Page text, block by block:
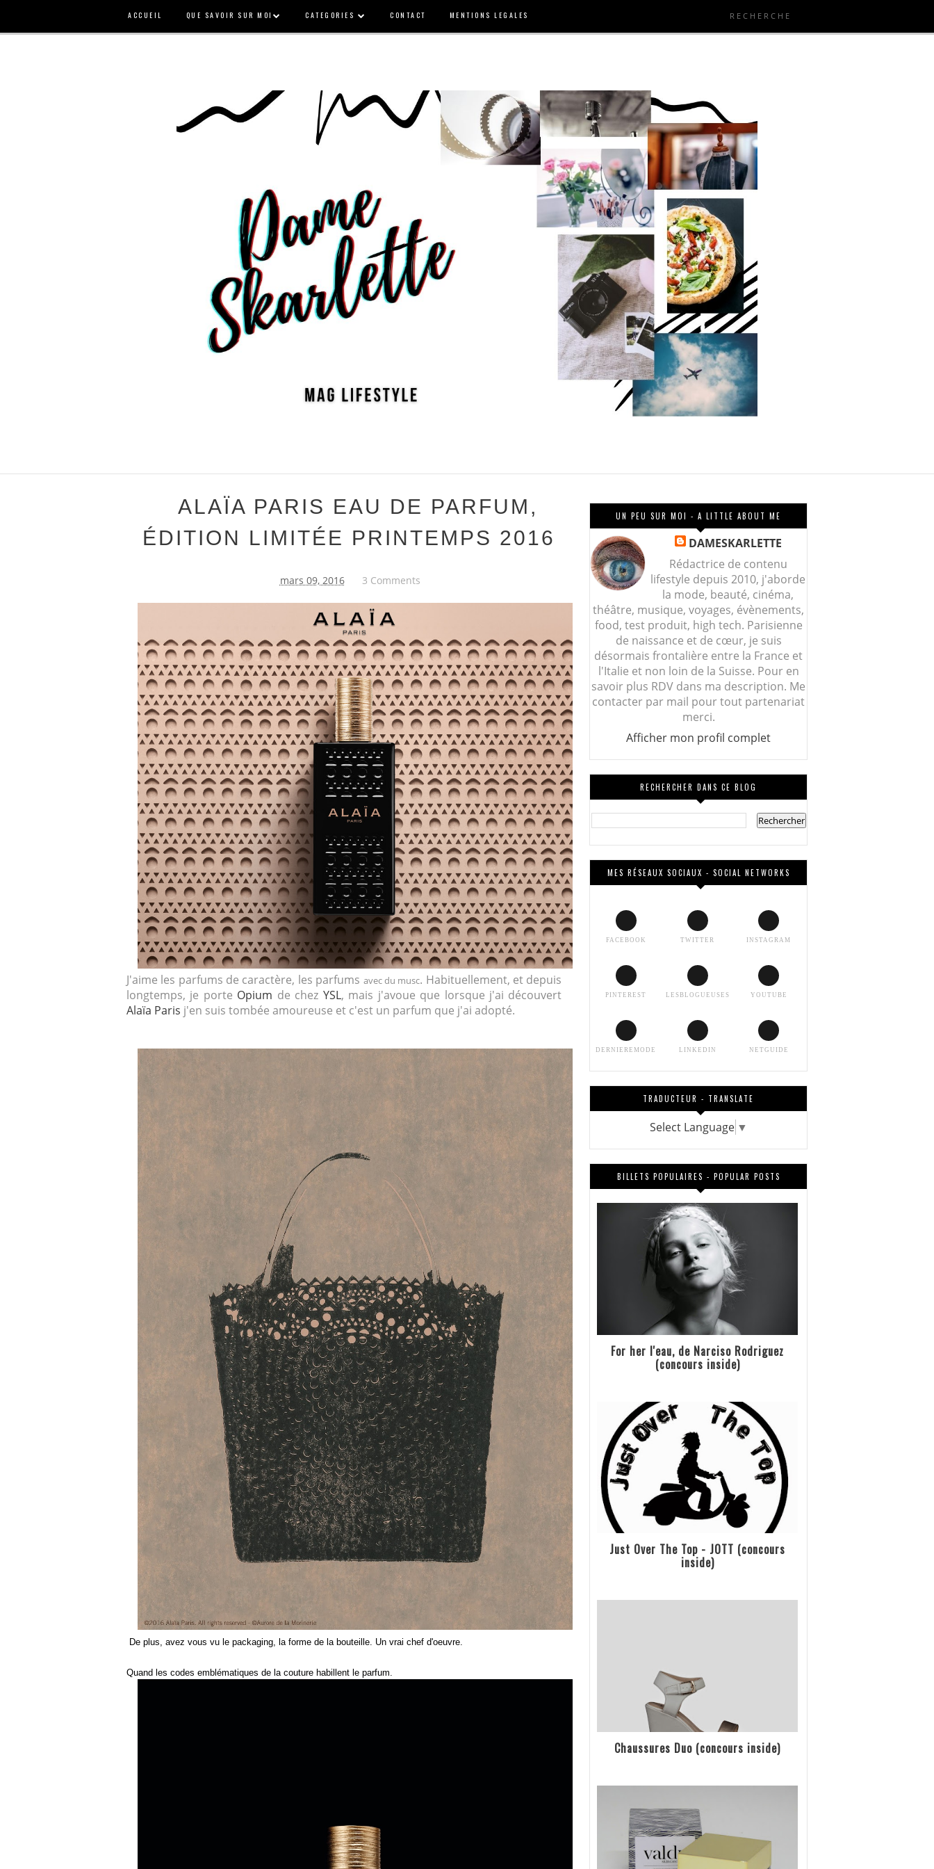
ACCUEIL QUE SAVOIR SUR MOI CATEGORIES CONTACT MENTIONS LEGALES
ALAÏA PARIS EAU DE PARFUM,
ÉDITION LIMITÉE PRINTEMPS 2016
mars 09, 2016 3 Comments
J'aime les parfums de caractère, les parfums avec du musc. Habituellement, et depuis
longtemps, je porte Opium de chez YSL, mais j'avoue que lorsque j'ai découvert
Alaïa Paris j'en suis tombée amoureuse et c'est un parfum que j'ai adopté.
De plus, avez vous vu le packaging, la forme de la bouteille. Un vrai chef d'oeuvre.
Quand les codes emblématiques de la couture habillent le parfum.
UN PEU SUR MOI - A LITTLE ABOUT ME
DAMESKARLETTE
Rédactrice de contenu
lifestyle depuis 2010, j'aborde
la mode, beauté, cinéma,
théâtre, musique, voyages, évènements,
food, test produit, high tech. Parisienne
de naissance et de cœur, je suis
désormais frontalière entre la France et
l'Italie et non loin de la Suisse. Pour en
savoir plus RDV dans ma description. Me
contacter par mail pour tout partenariat
merci.
Afficher mon profil complet
RECHERCHER DANS CE BLOG
MES RÉSEAUX SOCIAUX - SOCIAL NETWORKS
FACEBOOK TWITTER INSTAGRAM
PINTEREST LESBLOGUEUSES YOUTUBE
DERNIEREMODE LINKEDIN NETGUIDE
TRADUCTEUR - TRANSLATE
Select Language ▼
BILLETS POPULAIRES - POPULAR POSTS
For her l'eau, de Narciso Rodriguez
(concours inside)
Just Over The Top - JOTT (concours
inside)
Chaussures Duo (concours inside)